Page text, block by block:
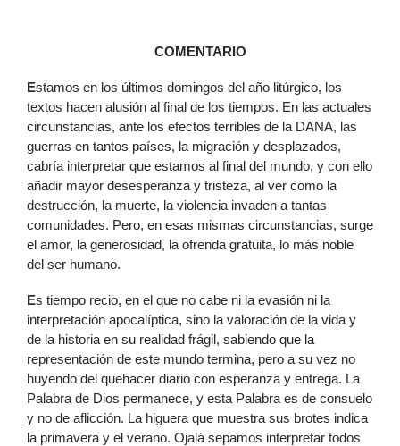
COMENTARIO
Estamos en los últimos domingos del año litúrgico, los
textos hacen alusión al final de los tiempos. En las actuales
circunstancias, ante los efectos terribles de la DANA, las
guerras en tantos países, la migración y desplazados,
cabría interpretar que estamos al final del mundo, y con ello
añadir mayor desesperanza y tristeza, al ver como la
destrucción, la muerte, la violencia invaden a tantas
comunidades. Pero, en esas mismas circunstancias, surge
el amor, la generosidad, la ofrenda gratuita, lo más noble
del ser humano.
Es tiempo recio, en el que no cabe ni la evasión ni la
interpretación apocalíptica, sino la valoración de la vida y
de la historia en su realidad frágil, sabiendo que la
representación de este mundo termina, pero a su vez no
huyendo del quehacer diario con esperanza y entrega. La
Palabra de Dios permanece, y esta Palabra es de consuelo
y no de aflicción. La higuera que muestra sus brotes indica
la primavera y el verano. Ojalá sepamos interpretar todos